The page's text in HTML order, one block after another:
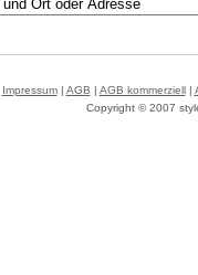
Impressum| AGB AGB kommerziell
Copyright © 2007